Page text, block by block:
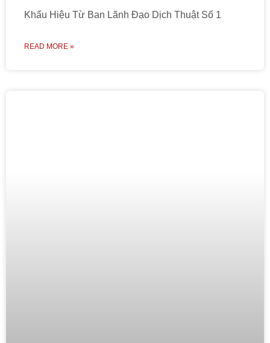
Khẩu Hiệu Từ Ban Lãnh Đạo Dịch Thuật Số 1
READ MORE »